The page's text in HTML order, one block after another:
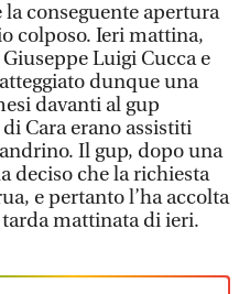
conseguente apertura
colposo. Ieri mattina,
Luigi Cucca e
dunque una
davanti al gup
Cara erano assistiti
Il gup, dopo una
deciso che la richiesta
e pertanto l’ha accolta
mattinata di ieri.